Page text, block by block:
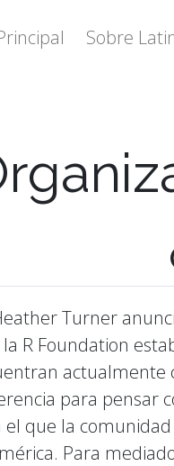
Sobre
Turner
R Foundation
para pensar
que la
Para